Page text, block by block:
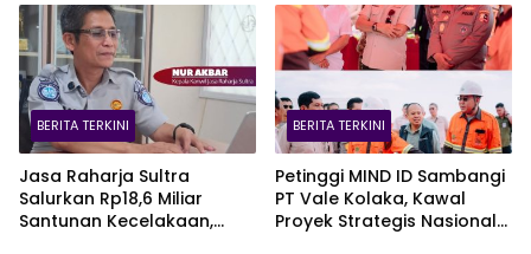
Asia Tenggara Lewat
Zankore
BERITA TERKINI
Jasa Raharja Sultra
Salurkan Rp18,6 Miliar
Santunan Kecelakaan,
BERITA TERKINI
Petinggi MIND ID Sambangi
PT Vale Kolaka, Kawal
Proyek Strategis Nasional